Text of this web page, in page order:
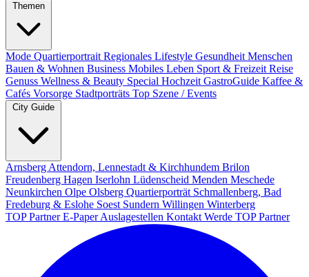
Themen
Mode Quartierportrait Regionales Lifestyle Gesundheit Menschen
Bauen & Wohnen Business Mobiles Leben Sport & Freizeit Reise
Genuss Wellness & Beauty Special Hochzeit GastroGuide Kaffee &
Cafés Vorsorge Stadtporträts Top Szene / Events
City Guide
Arnsberg Attendorn, Lennestadt & Kirchhundem Brilon
Freudenberg Hagen Iserlohn Lüdenscheid Menden Meschede
Neunkirchen Olpe Olsberg Quartierporträt Schmallenberg, Bad
Fredeburg & Eslohe Soest Sundern Willingen Winterberg
TOP PartnerE-PaperAuslagestellen Kontakt Werde TOP Partner